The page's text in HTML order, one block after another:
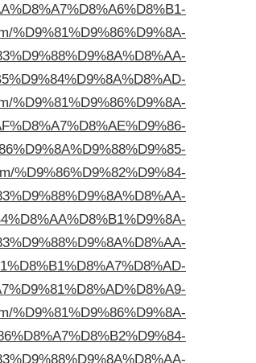
%D9%81%D9%86%D9%8A-
%D9%81%D9%86%D9%8A-
%D9%86%D9%82%D9%84-
%D9%81%D9%86%D9%8A-